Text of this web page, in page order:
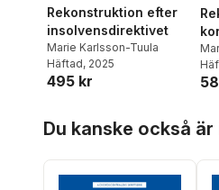
Rekonstruktion efter
insolvensdirektivet
Marie Karlsson-Tuula
Häftad, 2025
495 kr
Du kanske också